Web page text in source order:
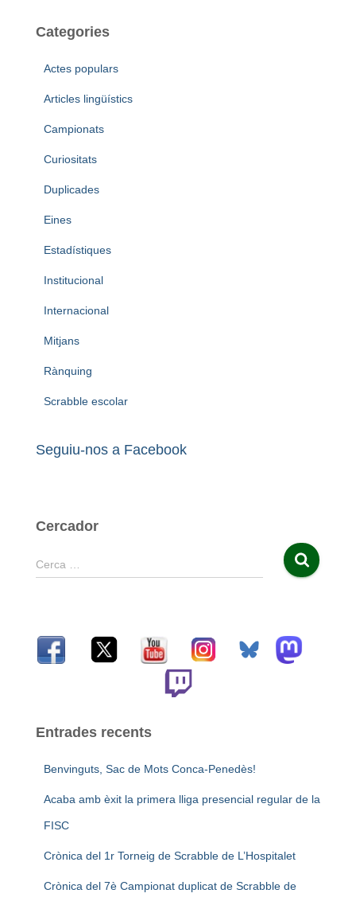
:Categories
Actes populars
Articles lingüístics
Campionats
Curiositats
Duplicades
Eines
Estadístiques
Institucional
Internacional
Mitjans
Rànquing
Scrabble escolar
Seguiu-nos a Facebook
Cercador
C
e
Cerca …
Entrades recents
Benvinguts, Sac de Mots Conca-Penedès!
Acaba amb èxit la primera lliga presencial regular de la
FISC
Crònica del 1r Torneig de Scrabble de L’Hospitalet
Crònica del 7è Campionat duplicat de Scrabble de